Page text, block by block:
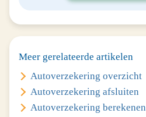
Meer gerelateerde artikelen
Autoverzekering overzicht
Autoverzekering afsluiten
Autoverzekering berekenen